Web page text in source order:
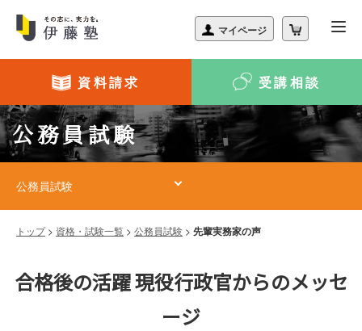
資料請求 受講相談
公務員試験
公務員試験
トップ> 資格・試験一覧 > 公務員試験 > 先輩実務家の声
合格後の活躍 現役行政官からのメッセ
ージ